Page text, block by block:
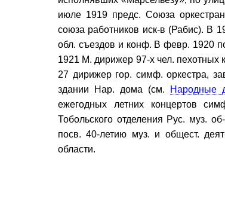
июле 1919 предс. Союза
союза работников иск-в (Рабис). В
обл. съездов и конф. В февр. 1920
1921 М. дирижер 97-х чел. пехотных
27 дирижер гор. симф. оркестра,
здании Нар. дома (см.
Народные
ежегодных летних концертов
Тобольского отделения Рус. муз.
посв. 40-летию муз. и общест.
области.